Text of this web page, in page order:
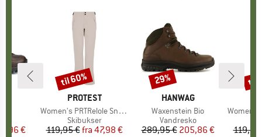
pris
€
MÆRKE
PROTEST
Artikel
Women's PRTRelole Snowpants
Produktgruppe
Skibukser
Pris
119,95 € Nedsat pris
fra 47,98 €
Rabat
til 60%
MÆRKE
HANWAG
Artikel
Waxenstein Bio
Produktgruppe
Vandresko
Pris
289,95 € Nedsat pris
205,86 €
Rabat
29%
Artikel
Women's
119,95
til